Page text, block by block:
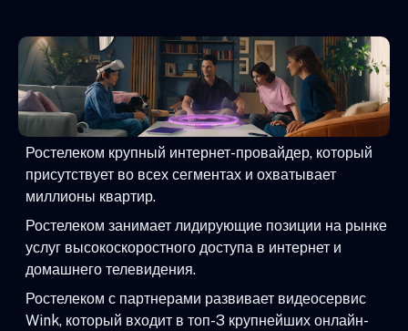
Ростелеком крупный интернет-провайдер, который
присутствует во всех сегментах и охватывает
миллионы квартир.
Ростелеком занимает лидирующие позиции на рынке
услуг высокоскоростного доступа в интернет и
домашнего телевидения.
Ростелеком с партнерами развивает видеосервис
Wink, который входит в топ-3 крупнейших онлайн-